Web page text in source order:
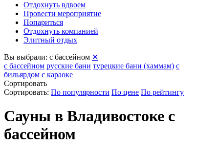
Отдохнуть вдвоем
Провести мероприятие
Попариться
Отдохнуть компанией
Элитный отдых
Вы выбрали: с бассейном ✕
с бассейном русские бани турецкие бани (хаммам) с
бильярдом с караоке
Сортировать
Сортировать: По популярности По цене По рейтингу
Сауны в Владивостоке с
бассейном